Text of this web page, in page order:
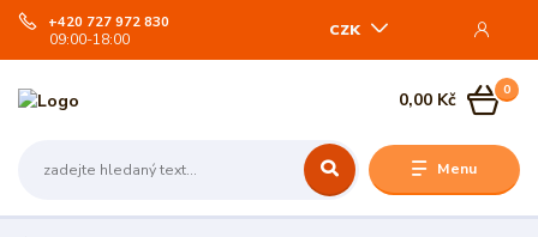
Menu
CZK
+420 727 972 830
09:00-18:00
0
0,00 Kč